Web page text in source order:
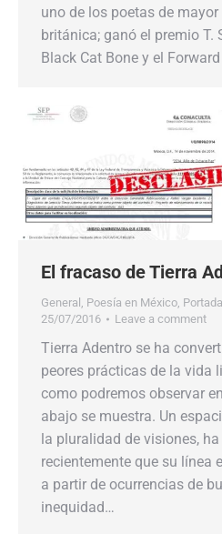
uno de los poetas de
británica; ganó el premio T.
Black Cat Bone y el
El fracaso de Tierra
General , Poesía en México, Portada
25/07/2016
Leave a comment
Tierra Adentro se ha
peores prácticas de la vida
como podremos observar
abajo se muestra. Un
la pluralidad de visiones,
recientemente que su línea
a partir de ocurrencias de
inequidad…